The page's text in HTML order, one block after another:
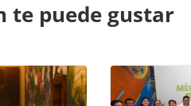
te puede gustar